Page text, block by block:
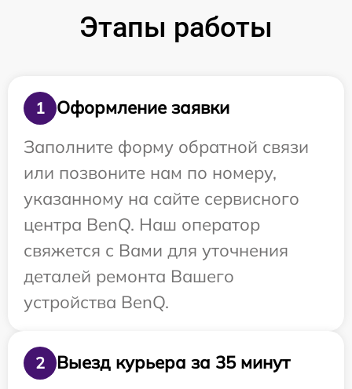
Этапы работы
1
Оформление заявки
Заполните форму обратной связи
или позвоните нам по номеру,
указанному на сайте сервисного
центра BenQ. Наш оператор
свяжется с Вами для уточнения
деталей ремонта Вашего
устройства BenQ.
2 Выезд курьера за 35 минут